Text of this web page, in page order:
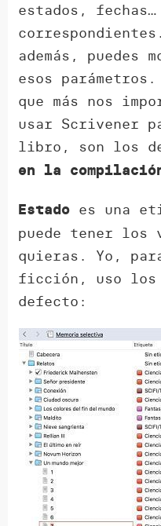
estados, fechas…
además, puedes
esos
que más nos
usar Scrivener
libro, son los
en la
Estado es una
puede tener los
quieras. Yo,
ficción, uso los
defecto: